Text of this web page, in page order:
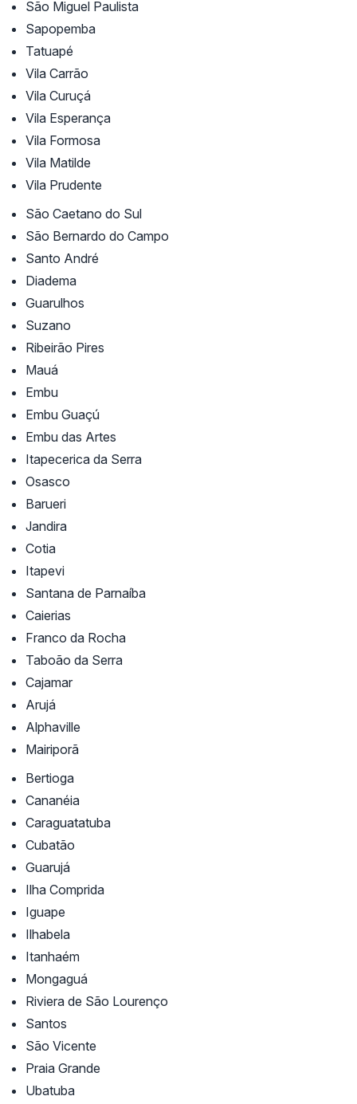
São Miguel Paulista
Sapopemba
Tatuapé
Vila Carrão
Vila Curuçá
Vila Esperança
Vila Formosa
Vila Matilde
Vila Prudente
São Caetano do Sul
São Bernardo do Campo
Santo André
Diadema
Guarulhos
Suzano
Ribeirão Pires
Mauá
Embu
Embu Guaçú
Embu das Artes
Itapecerica da Serra
Osasco
Barueri
Jandira
Cotia
Itapevi
Santana de Parnaíba
Caierias
Franco da Rocha
Taboão da Serra
Cajamar
Arujá
Alphaville
Mairiporã
Bertioga
Cananéia
Caraguatatuba
Cubatão
Guarujá
Ilha Comprida
Iguape
Ilhabela
Itanhaém
Mongaguá
Riviera de São Lourenço
Santos
São Vicente
Praia Grande
Ubatuba